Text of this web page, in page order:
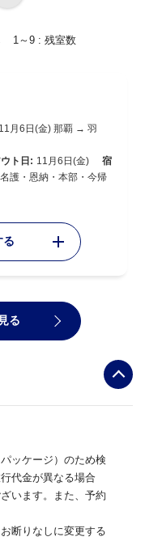
1～9 : 残室数
11月6日(金) 那覇 → 羽
ト日: 11月6日(金)
宿
護・恩納・本部・今帰
る
る
ッケージ）のため検
代金が異なる場合
います。また、予約
断りなしに変更する